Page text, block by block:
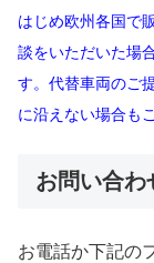
はじめ欧州各国で
談をいただいた場
す。代替車両のご
に沿えない場合も
お問い合わ
お電話か下記の